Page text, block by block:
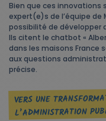
Bien que ces innovations
expert(e)s de l’équipe de
possibilité de développer
Ils citent le chatbot «
dans les maisons France
aux questions
précise.
VERS UNE
L’ADMINISTRATION